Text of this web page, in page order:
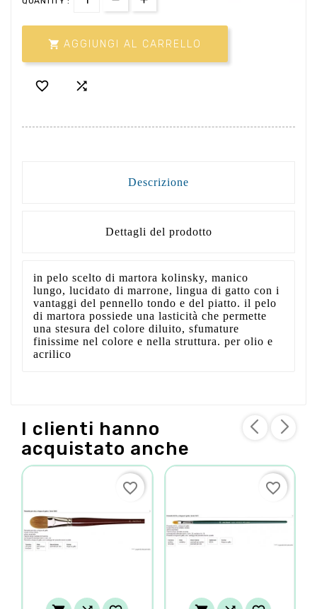
 AGGIUNGI AL CARRELLO
 
Descrizione
Dettagli del prodotto
in pelo scelto di martora kolinsky, manico
lungo, lucidato di marrone, lingua di gatto con i
vantaggi del pennello tondo e del piatto. il pelo
di martora possiede una lasticità che permette
una stesura del colore diluito, sfumature
finissime nel colore e nella struttura. per olio e
acrilico
I clienti hanno
acquistato anche
favorite_border favorite_border